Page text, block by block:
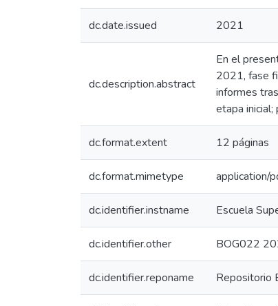
dc.date.issued 2021
dc.description.abstract
En el
2021, fase
informes
etapa
dc.format.extent 12 páginas
dc.format.mimetype application/
dc.identifier.instname Escuela
dc.identifier.other BOG022
dc.identifier.reponame Repositorio